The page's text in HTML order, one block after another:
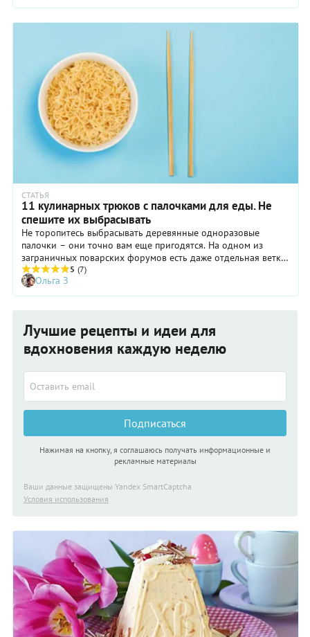
СТАТЬЯ
11 кулинарных трюков с палочками для еды. Не
спешите их выбрасывать
Не торопитесь выбрасывать деревянные одноразовые
палочки – они точно вам еще пригодятся. На одном из
заграничных поварских форумов есть даже отдельная ветка
об их использовании не для еды, а её приготовления. Мы
выбрали самые уместные способы для использования на
домашней кухне.
5 (7)
Ольга З
Лучшие рецепты и идеи для
вдохновения каждую неделю
Подписаться
Нажимая на кнопку, я соглашаюсь получать информационные и
рекламные материалы
Ваши данные защищены Yandex SmartCaptcha
Условия использования